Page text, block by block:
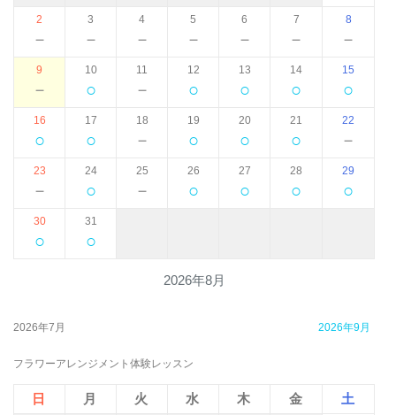
2026年8月
2
－
3
－
4
－
5
－
6
－
7
－
8
－
9
－
10
○
11
－
12
○
13
○
14
○
15
○
16
○
17
○
18
－
19
○
20
○
21
○
22
－
23
－
24
○
25
－
26
○
27
○
28
○
29
○
30
○
31
○
2026年7月 2026年9月
フラワーアレンジメント体験レッスン
日 月 火 水 木 金 土